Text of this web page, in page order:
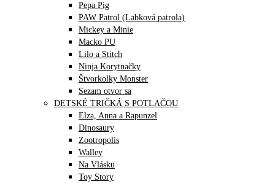
Pepa Pig
PAW Patrol (Labková patrola)
Mickey a Minie
Macko PU
Lilo a Stitch
Ninja Korytnačky
Štvorkolky Monster
Sezam otvor sa
DETSKÉ TRIČKÁ S POTLAČOU
Elza, Anna a Rapunzel
Dinosaury
Zootropolis
Walley
Na Vlásku
Toy Story